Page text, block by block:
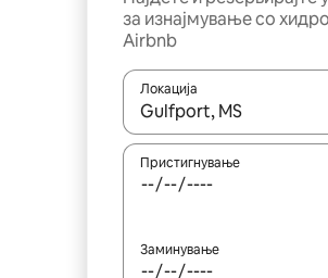
за изнајмување со
Airbnb
Локација
Кога резултатите се
Пристигнување
Заминување